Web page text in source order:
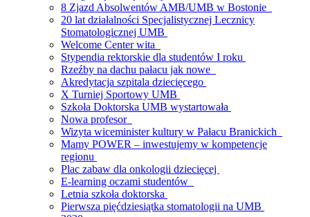
8 Zjazd Absolwentów AMB/UMB w Bostonie
20 lat działalności Specjalistycznej Lecznicy
Stomatologicznej UMB
Welcome Center wita
Stypendia rektorskie dla studentów I roku
Rzeźby na dachu pałacu jak nowe
Akredytacja szpitala dziecięcego
X Turniej Sportowy UMB
Szkoła Doktorska UMB wystartowała
Nowa profesor
Wizyta wiceminister kultury w Pałacu Branickich
Mamy POWER – inwestujemy w kompetencje
regionu
Plac zabaw dla onkologii dziecięcej
E-learning oczami studentów
Letnia szkoła doktorska
Pierwsza pięćdziesiątka stomatologii na UMB